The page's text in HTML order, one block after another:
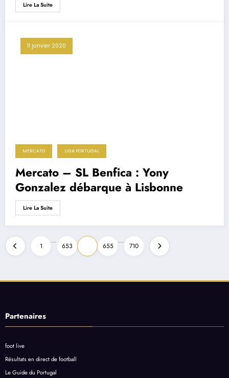
Lire La Suite
11 janvier 2020
MERCATO LIGA PORTUGAL
Mercato – SL Benfica : Yony
Gonzalez débarque à Lisbonne
Lire La Suite
Pagination
des
publications
1
…
653 655
…
710
Partenaires
foot live
Résultats en direct de football
Le Guide du Portugal